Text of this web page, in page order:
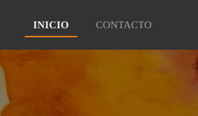
INICIO CONTACTO